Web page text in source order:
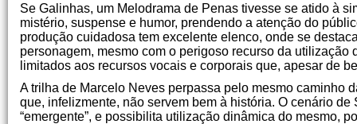
Se Galinhas, um Melodrama de Penas tivesse se atido à
mistério, suspense e humor, prendendo a atenção do
produção cuidadosa tem excelente elenco, onde se
personagem, mesmo com o perigoso recurso da
limitados aos recursos vocais e corporais que, apesar de
A trilha de Marcelo Neves perpassa pelo mesmo caminho
que, infelizmente, não servem bem à história. O cenário
“emergente”, e possibilita utilização dinâmica do mesmo,